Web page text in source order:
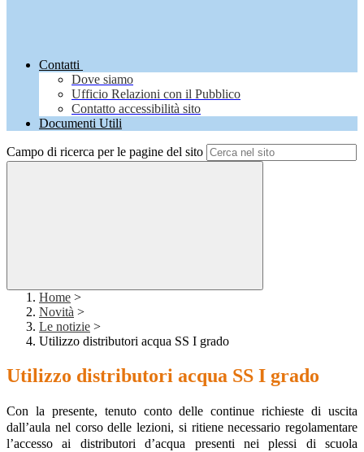
Contatti
Dove siamo
Ufficio Relazioni con il Pubblico
Contatto accessibilità sito
Documenti Utili
Campo di ricerca per le pagine del sito
Home >
Novità >
Le notizie >
Utilizzo distributori acqua SS I grado
Utilizzo distributori acqua SS I grado
Con la presente, tenuto conto delle continue richieste di uscita
dall’aula nel corso delle lezioni, si ritiene necessario regolamentare
l’accesso ai distributori d’acqua presenti nei plessi di scuola